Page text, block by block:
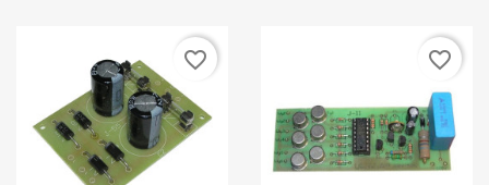
favorite_border favorite_border